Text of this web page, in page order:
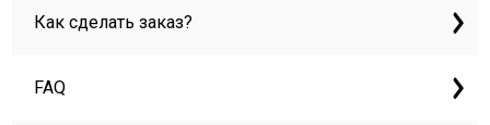
Как сделать заказ?
FAQ